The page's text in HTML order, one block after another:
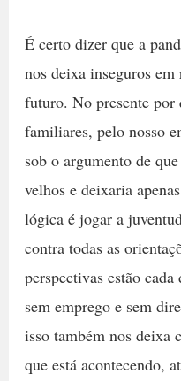
É certo dizer que a
nos deixa inseguros em
futuro. No presente por
familiares, pelo nosso
sob o argumento de
velhos e deixaria
lógica é jogar a
contra todas as
perspectivas estão
sem emprego e sem
isso também nos deixa
que está acontecendo,